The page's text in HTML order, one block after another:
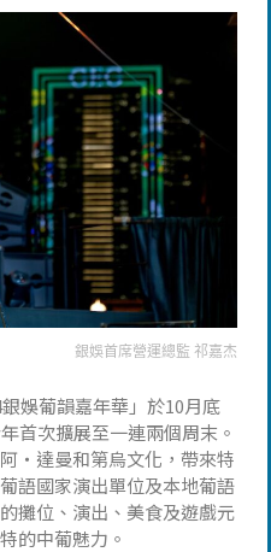
銀娛首席營運總監 祁嘉杰
娛葡韻嘉年華」於10月底
首次擴展至一連兩個周末。
‧達曼和第烏文化，帶來特
語國家演出單位及本地葡語
攤位、演出、美食及遊戲元
的中葡魅力。